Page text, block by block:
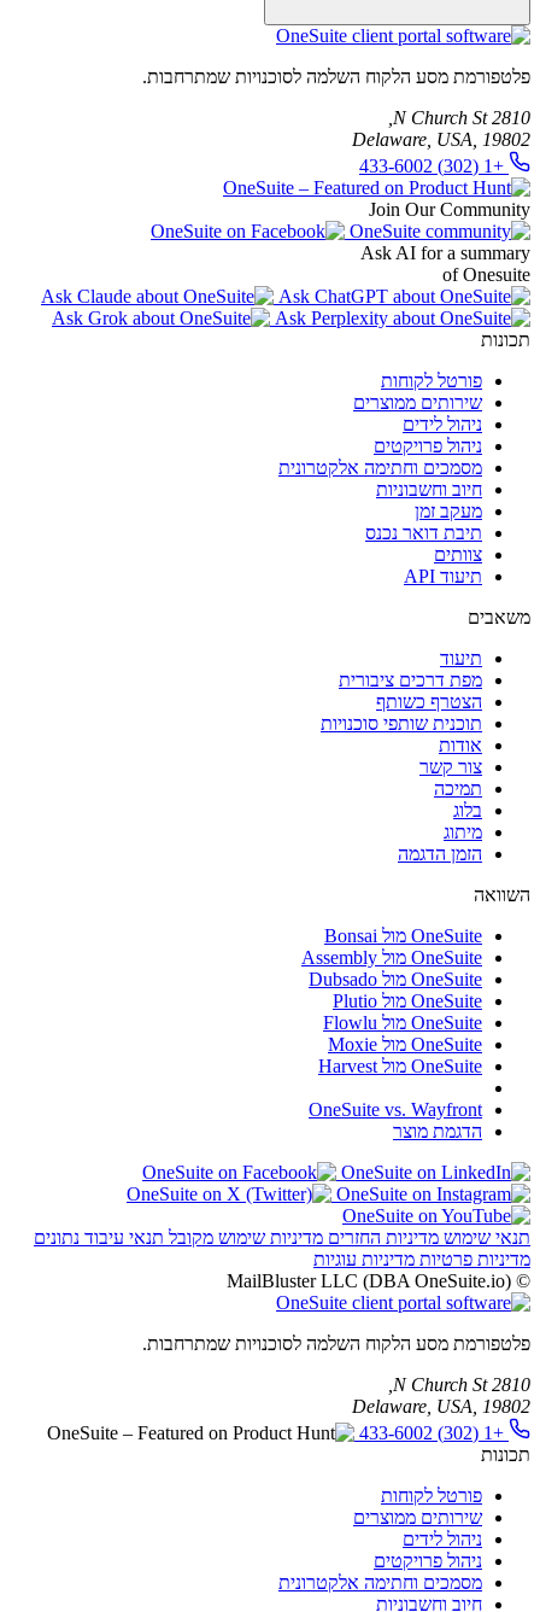
מאותו מרחב עבודה.
פלטפורמת מסע הלקוח השלמה לסוכנויות שמתרחבות.
2810 N Church St,
Delaware, USA, 19802
+1 (302) 433-6002
Join Our Community
Ask AI for a summary
of Onesuite
תכונות
פורטל לקוחות
שירותים ממוצרים
ניהול לידים
ניהול פרויקטים
מסמכים וחתימה אלקטרונית
חיוב וחשבוניות
מעקב זמן
תיבת דואר נכנס
צוותים
תיעוד API
משאבים
תיעוד
מפת דרכים ציבורית
הצטרף כשותף
תוכנית שותפי סוכנויות
אודות
צור קשר
תמיכה
בלוג
מיתוג
הזמן הדגמה
השוואה
OneSuite מול Bonsai
OneSuite מול Assembly
OneSuite מול Dubsado
OneSuite מול Plutio
OneSuite מול Flowlu
OneSuite מול Moxie
OneSuite מול Harvest
OneSuite vs. Wayfront
הדגמת מוצר
תנאי שימוש מדיניות החזרים מדיניות שימוש מקובל תנאי עיבוד נתונים
מדיניות פרטיות מדיניות עוגיות
© MailBluster LLC (DBA OneSuite.io)
פלטפורמת מסע הלקוח השלמה לסוכנויות שמתרחבות.
2810 N Church St,
Delaware, USA, 19802
+1 (302) 433-6002
תכונות
פורטל לקוחות
שירותים ממוצרים
ניהול לידים
ניהול פרויקטים
מסמכים וחתימה אלקטרונית
חיוב וחשבוניות